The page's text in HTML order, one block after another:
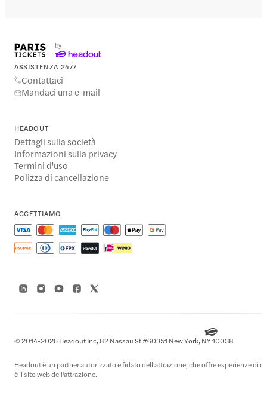
ASSISTENZA 24/7
Contattaci
Mandaci una e-mail
HEADOUT
Dettagli sulla società
Informazioni sulla privacy
Termini d'uso
Polizza di cancellazione
ACCETTIAMO
© 2014-2026 Headout Inc, 82 Nassau St #60351 New York, NY 10038
Headout è un partner autorizzato e fidato dell'attrazione, che offre esperienze di
è il sito web dell'attrazione.